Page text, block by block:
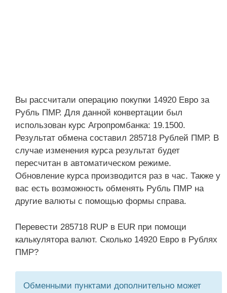
Вы рассчитали операцию покупки 14920 Евро за
Рубль ПМР. Для данной конвертации был
использован курс Агропромбанка: 19.1500.
Результат обмена составил 285718 Рублей ПМР. В
случае изменения курса результат будет
пересчитан в автоматическом режиме.
Обновление курса производится раз в час. Также у
вас есть возможность обменять Рубль ПМР на
другие валюты с помощью формы справа.
Перевести 285718 RUP в EUR при помощи
калькулятора валют. Сколько 14920 Евро в Рублях
ПМР?
Обменными пунктами дополнительно может